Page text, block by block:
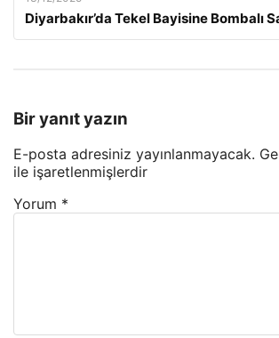
Diyarbakır’da Tekel Bayisine Bombalı
Bir yanıt yazın
E-posta adresiniz yayınlanmayacak.
ile işaretlenmişlerdir
Yorum *